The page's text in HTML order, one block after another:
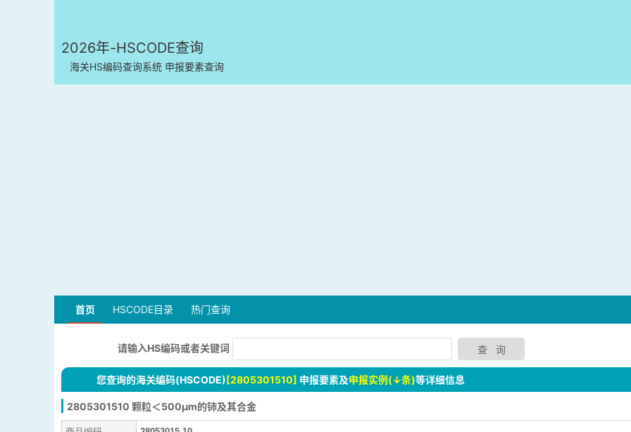
2026年-HSCODE查询
海关HS编码查询系统 申报要素查询
首页 HSCODE目录 热门查询
请输入HS编码或者关键词
您查询的海关编码(HSCODE)[2805301510] 申报要素及申报实例(↓条)等详细信息
2805301510 颗粒＜500μm的铈及其合金